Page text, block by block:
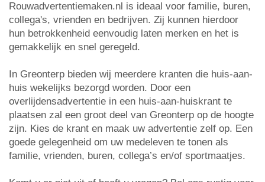
Rouwadvertentiemaken.nl is ideaal voor familie, buren,
collega's, vrienden en bedrijven. Zij kunnen hierdoor
hun betrokkenheid eenvoudig laten merken en het is
gemakkelijk en snel geregeld.
In Greonterp bieden wij meerdere kranten die huis-aan-
huis wekelijks bezorgd worden. Door een
overlijdensadvertentie in een huis-aan-huiskrant te
plaatsen zal een groot deel van Greonterp op de hoogte
zijn. Kies de krant en maak uw advertentie zelf op. Een
goede gelegenheid om uw medeleven te tonen als
familie, vrienden, buren, collega’s en/of sportmaatjes.